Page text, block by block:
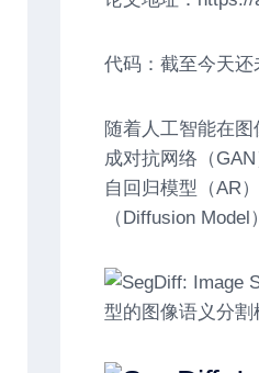
代码：截至今天还
随着人工智能在
成对抗网络（
自回归模型（AR
（Diffusion Model